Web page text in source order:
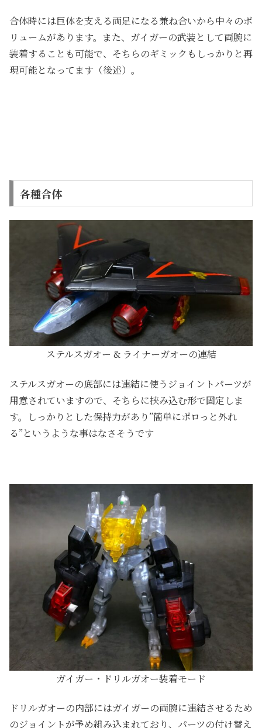
合体時には巨体を支える両足になる兼ね合いから中々のボ
リュームがあります。また、ガイガーの武装として両腕に
装着することも可能で、そちらのギミックもしっかりと再
現可能となってます（後述）。
各種合体
ステルスガオー & ライナーガオーの連結
ステルスガオーの底部には連結に使うジョイントパーツが
用意されていますので、そちらに挟み込む形で固定しま
す。しっかりとした保持力があり”簡単にポロっと外れ
る”というような事はなさそうです
ガイガー・ドリルガオー装着モード
ドリルガオーの内部にはガイガーの両腕に連結させるため
のジョイントが予め組み込まれており、パーツの付け替え